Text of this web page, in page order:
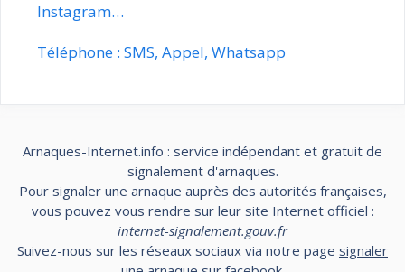
Instagram…
Téléphone : SMS, Appel, Whatsapp
Arnaques-Internet.info : service indépendant et gratuit de
signalement d'arnaques.
Pour signaler une arnaque auprès des autorités françaises,
vous pouvez vous rendre sur leur site Internet officiel :
internet-signalement.gouv.fr
Suivez-nous sur les réseaux sociaux via notre page signaler